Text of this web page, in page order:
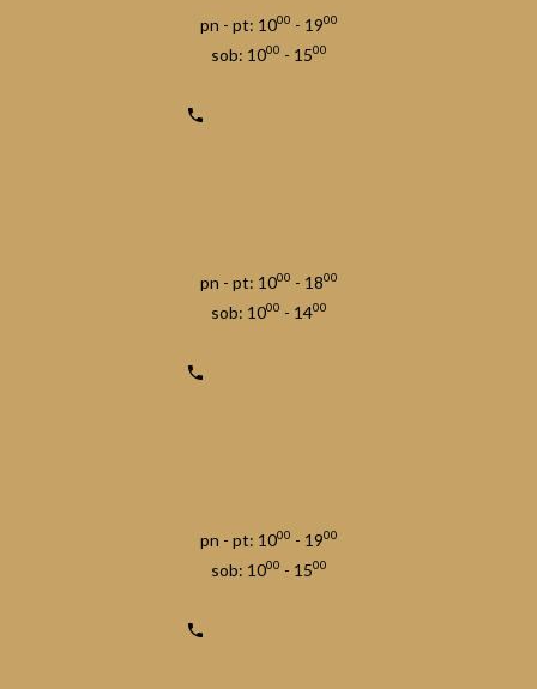
pn - pt: 1000 - 1900
sob: 1000 - 1500
pn - pt: 1000 - 1800
sob: 1000 - 1400
pn - pt: 1000 - 1900
sob: 1000 - 1500